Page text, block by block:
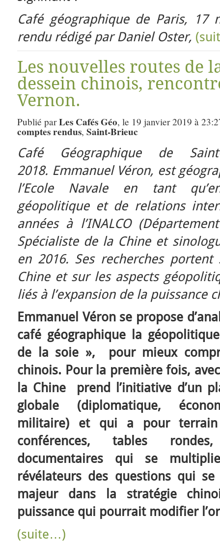
Café géographique de Paris, 17
rendu rédigé par Daniel Oster,
Les nouvelles routes de
dessein chinois,
Vernon.
Publié parLes Cafés Géo, le 19 janvier 2019 à
comptes rendus, Saint-Brieuc
Café Géographique de
2018. Emmanuel Véron, est
l’Ecole Navale en tant
géopolitique et de relations
années à l’INALCO
Spécialiste de la Chine et
en 2016. Ses recherches
Chine et sur les aspects
liés à l’expansion de la puissance
Emmanuel Véron se propose
café géographique la
de la soie », pour mieux
chinois. Pour la première fois,
la Chine prend l’initiative d’un
globale (diplomatique,
militaire) et qui a pour terrain
conférences, tables
documentaires qui se
révélateurs des questions qui
majeur dans la stratégie
puissance qui pourrait modifier
(suite…)